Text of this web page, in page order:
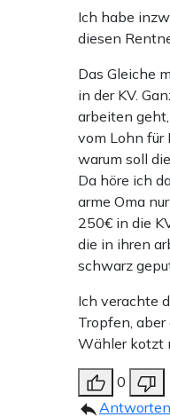
Ich habe
diesen
Das Gleiche
in der KV.
arbeiten
vom Lohn für
warum soll
Da höre ich
arme Oma
250€ in die
die in ihren
schwarz
Ich verachte
Tropfen, aber
Wähler kotzt
0
Antworten